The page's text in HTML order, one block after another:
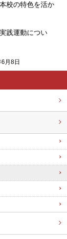
校の特色を活か
践運動につい
月8日